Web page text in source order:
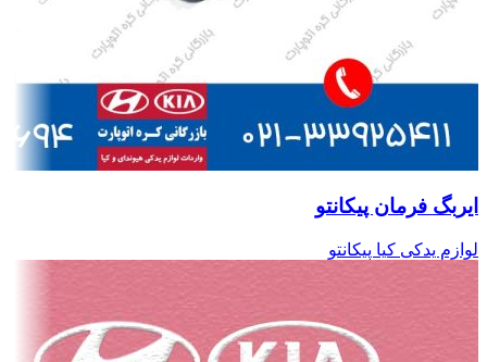
ایربگ فرمان پیکانتو
لوازم یدکی کیا پیکانتو